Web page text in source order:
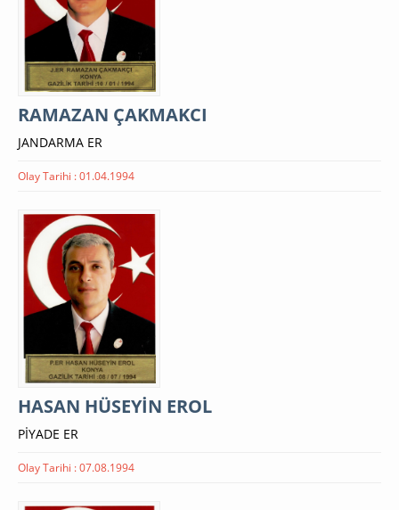
RAMAZAN ÇAKMAKCI
JANDARMA ER
Olay Tarihi : 01.04.1994
HASAN HÜSEYİN EROL
PİYADE ER
Olay Tarihi : 07.08.1994